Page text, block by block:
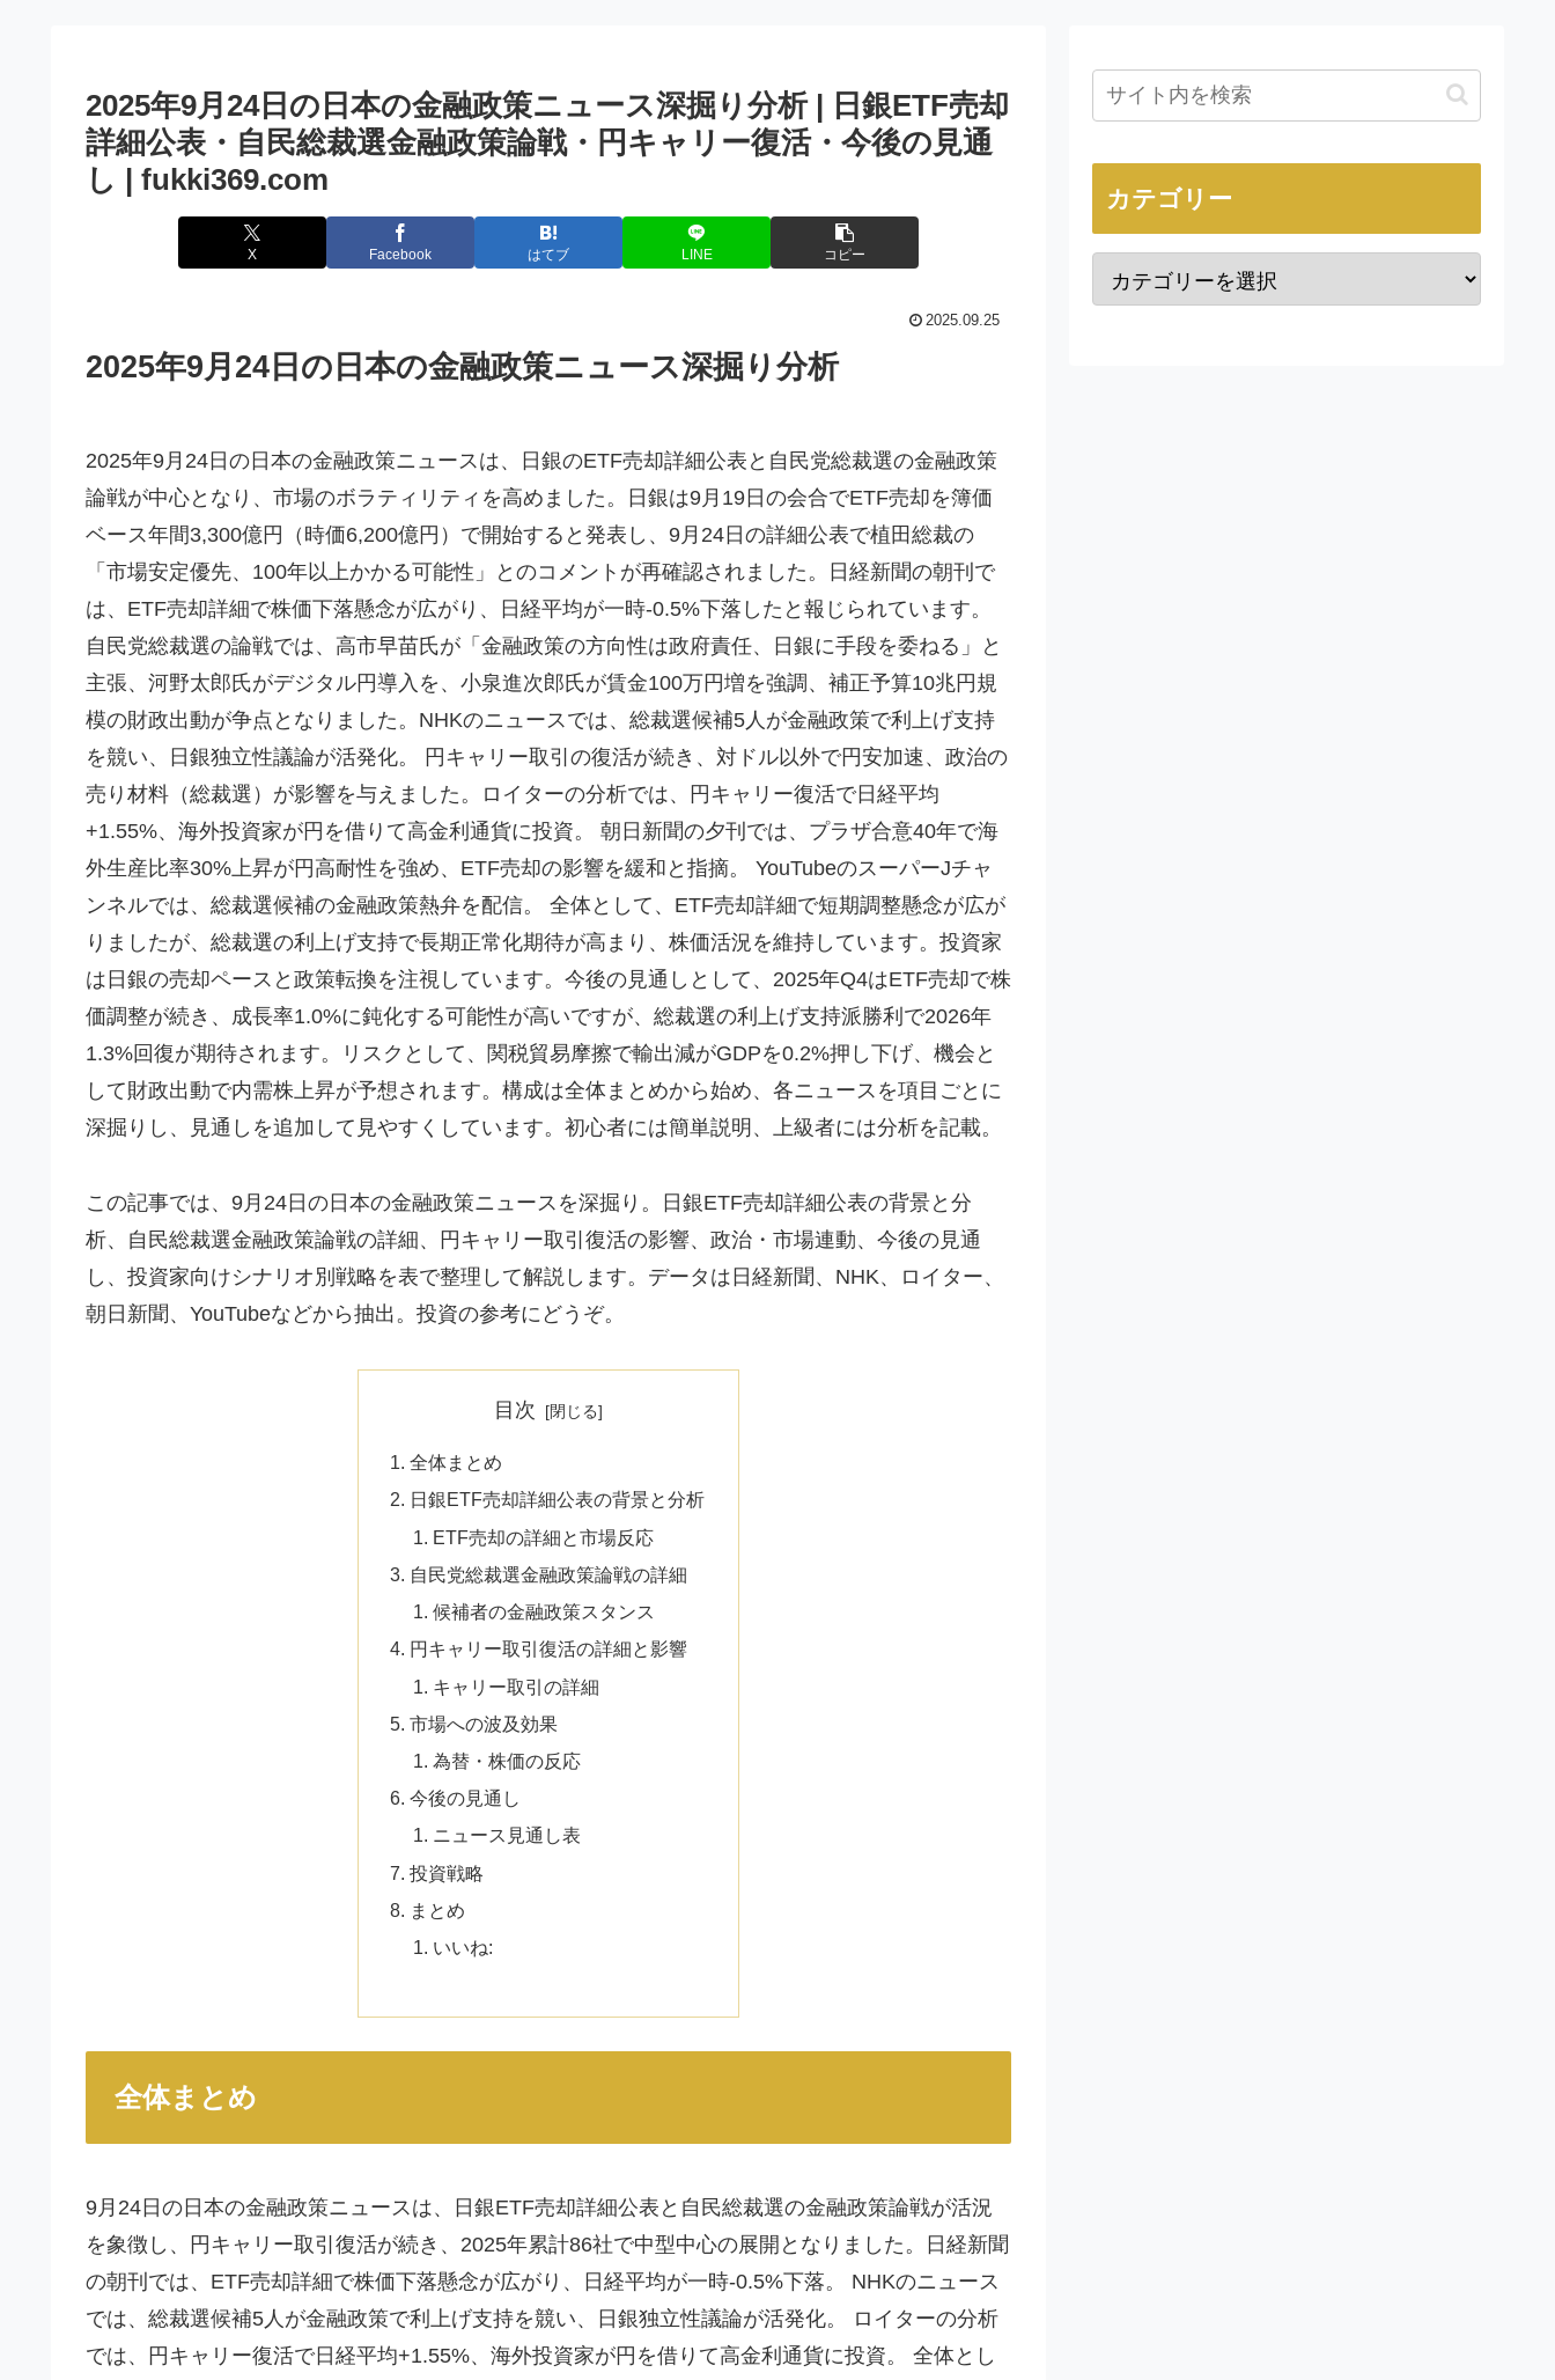
2025年9月24日の日本の金融政策ニュース深掘り分析 | 日銀ETF売却
詳細公表・自民総裁選金融政策論戦・円キャリー復活・今後の見通
し | fukki369.com
X Facebook はてブ LINE コピー
2025.09.25
2025年9月24日の日本の金融政策ニュース深掘り分析
2025年9月24日の日本の金融政策ニュースは、日銀のETF売却詳細公表と自民党総裁選の金融政策
論戦が中心となり、市場のボラティリティを高めました。日銀は9月19日の会合でETF売却を簿価
ベース年間3,300億円（時価6,200億円）で開始すると発表し、9月24日の詳細公表で植田総裁の
「市場安定優先、100年以上かかる可能性」とのコメントが再確認されました。日経新聞の朝刊で
は、ETF売却詳細で株価下落懸念が広がり、日経平均が一時-0.5%下落したと報じられています。
自民党総裁選の論戦では、高市早苗氏が「金融政策の方向性は政府責任、日銀に手段を委ねる」と
主張、河野太郎氏がデジタル円導入を、小泉進次郎氏が賃金100万円増を強調、補正予算10兆円規
模の財政出動が争点となりました。NHKのニュースでは、総裁選候補5人が金融政策で利上げ支持
を競い、日銀独立性議論が活発化。 円キャリー取引の復活が続き、対ドル以外で円安加速、政治の
売り材料（総裁選）が影響を与えました。ロイターの分析では、円キャリー復活で日経平均
+1.55%、海外投資家が円を借りて高金利通貨に投資。 朝日新聞の夕刊では、プラザ合意40年で海
外生産比率30%上昇が円高耐性を強め、ETF売却の影響を緩和と指摘。 YouTubeのスーパーJチャ
ンネルでは、総裁選候補の金融政策熱弁を配信。 全体として、ETF売却詳細で短期調整懸念が広が
りましたが、総裁選の利上げ支持で長期正常化期待が高まり、株価活況を維持しています。投資家
は日銀の売却ペースと政策転換を注視しています。今後の見通しとして、2025年Q4はETF売却で株
価調整が続き、成長率1.0%に鈍化する可能性が高いですが、総裁選の利上げ支持派勝利で2026年
1.3%回復が期待されます。リスクとして、関税貿易摩擦で輸出減がGDPを0.2%押し下げ、機会と
して財政出動で内需株上昇が予想されます。構成は全体まとめから始め、各ニュースを項目ごとに
深掘りし、見通しを追加して見やすくしています。初心者には簡単説明、上級者には分析を記載。
この記事では、9月24日の日本の金融政策ニュースを深掘り。日銀ETF売却詳細公表の背景と分
析、自民総裁選金融政策論戦の詳細、円キャリー取引復活の影響、政治・市場連動、今後の見通
し、投資家向けシナリオ別戦略を表で整理して解説します。データは日経新聞、NHK、ロイター、
朝日新聞、YouTubeなどから抽出。投資の参考にどうぞ。
目次
全体まとめ
日銀ETF売却詳細公表の背景と分析
ETF売却の詳細と市場反応
自民党総裁選金融政策論戦の詳細
候補者の金融政策スタンス
円キャリー取引復活の詳細と影響
キャリー取引の詳細
市場への波及効果
為替・株価の反応
今後の見通し
ニュース見通し表
投資戦略
まとめ
いいね:
全体まとめ
9月24日の日本の金融政策ニュースは、日銀ETF売却詳細公表と自民総裁選の金融政策論戦が活況
を象徴し、円キャリー取引復活が続き、2025年累計86社で中型中心の展開となりました。日経新聞
の朝刊では、ETF売却詳細で株価下落懸念が広がり、日経平均が一時-0.5%下落。 NHKのニュース
では、総裁選候補5人が金融政策で利上げ支持を競い、日銀独立性議論が活発化。 ロイターの分析
では、円キャリー復活で日経平均+1.55%、海外投資家が円を借りて高金利通貨に投資。 全体とし
カテゴリー